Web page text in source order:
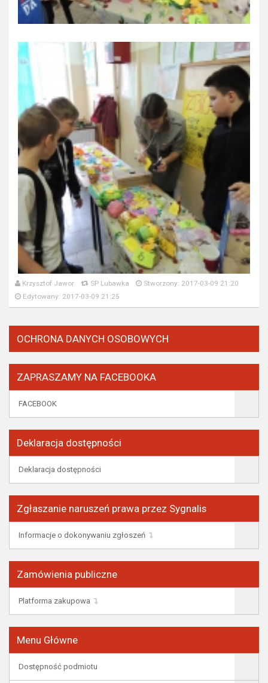
Krzysztof Jawor SP Lubawka
Stworzony: 2017-03-09 21:20
Edytowany: 2017-03-09 21:25
OCHRONA DANYCH OSOBOWYCH
ZAPRASZAMY NA FACEBOOKA
FACEBOOK
Deklaracja dostępności
Deklaracja dostępności
Zgłaszanie naruszeń prawa przez Sygnalis
Informacje o dokonywaniu zgłoszeń
Zamówienia publiczne
Platforma zakupowa
Menu Główne
Dostępność podmiotu